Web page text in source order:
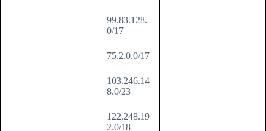
99.83.128.
0/17
75.2.0.0/17
103.246.14
8.0/23
122.248.19
2.0/18